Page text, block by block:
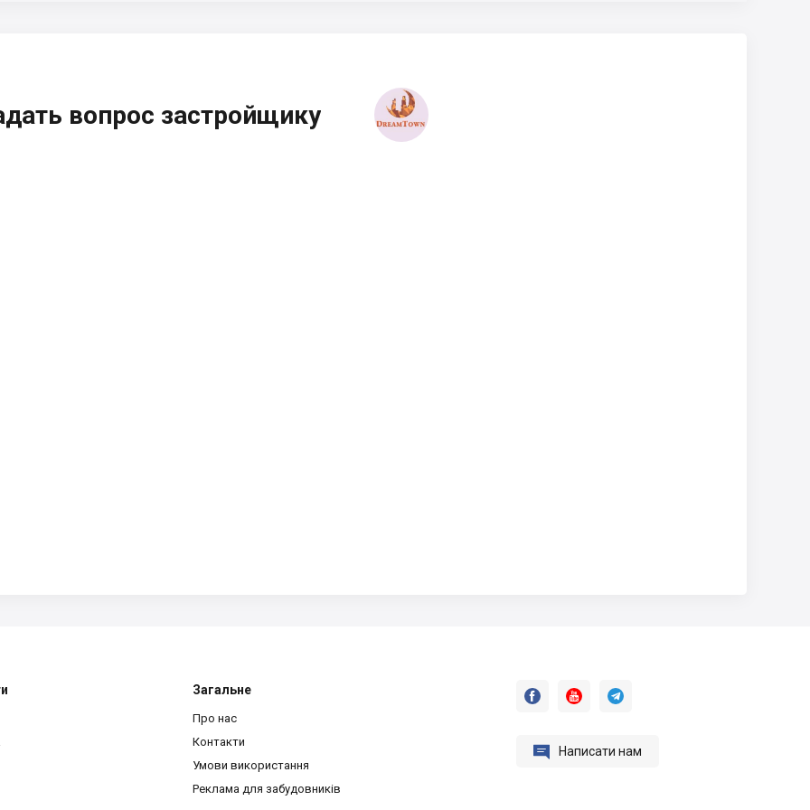
вопрос застройщику
Загальне
Про нас
Контакти
Умови використання
Реклама для забудовників
  
 Написати нам